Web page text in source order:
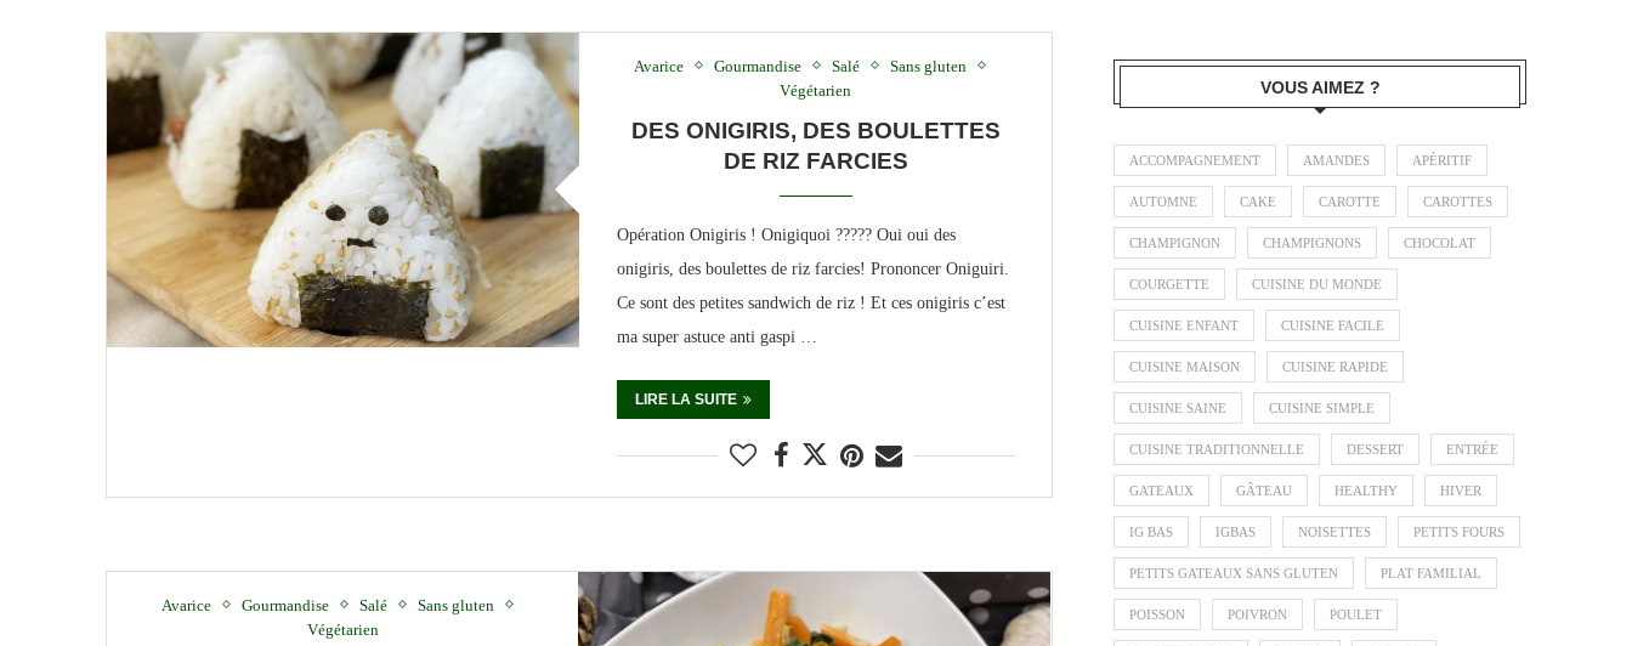
Avarice Gourmandise Salé
Sans gluten
Végétarien
DES ONIGIRIS, DES BOULETTES
DE RIZ FARCIES
Opération Onigiris ! Onigiquoi ????? Oui oui des
onigiris, des boulettes de riz farcies! Prononcer Oniguiri.
Ce sont des petites sandwich de riz ! Et ces onigiris c’est
ma super astuce anti gaspi …
LIRE LA SUITE
Avarice Gourmandise Salé
Sans gluten
Végétarien
VOUS AIMEZ ?
ACCOMPAGNEMENT AMANDES APÉRITIF
AUTOMNE CAKE CAROTTE CAROTTES
CHAMPIGNON CHAMPIGNONS CHOCOLAT
COURGETTE CUISINE DU MONDE
CUISINE ENFANT CUISINE FACILE
CUISINE MAISON CUISINE RAPIDE
CUISINE SAINE CUISINE SIMPLE
CUISINE TRADITIONNELLE DESSERT ENTRÉE
GATEAUX GÂTEAU HEALTHY HIVER
IG BAS IGBAS NOISETTES PETITS FOURS
PETITS GATEAUX SANS GLUTEN PLAT FAMILIAL
POISSON POIVRON POULET